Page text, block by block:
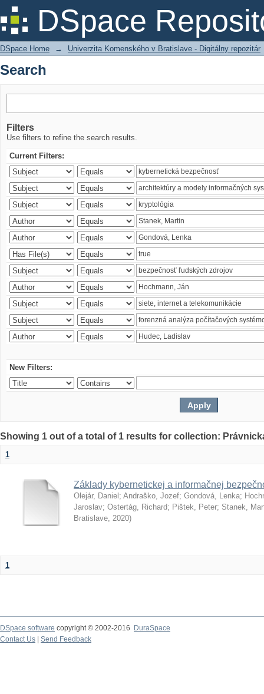
DSpace
Search
DSpace Home → Univerzita Komenského v Bratislave - Digitálny repozitár
Search
Filters
Use filters to refine the search results.
Current Filters:
New Filters:
Showing 1 out of a total of 1 results for collection:
1
Základy kybernetickej a informačnej
Olejár, Daniel ; Andraško, Jozef; Gondová, Lenka;
Jaroslav; Ostertág, Richard; Pištek, Peter; Stanek,
Bratislave, 2020)
1
DSpace software copyright © 2002-2016
DuraSpace
Contact Us
Send Feedback